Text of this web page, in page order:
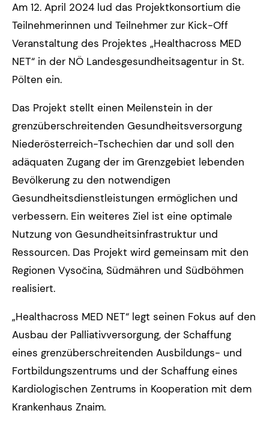
Am 12. April 2024 lud das Projektkonsortium die
Teilnehmerinnen und Teilnehmer zur Kick-Off
Veranstaltung des Projektes „Healthacross MED
NET“ in der NÖ Landesgesundheitsagentur in St.
Pölten ein.
Das Projekt stellt einen Meilenstein in der
grenzüberschreitenden Gesundheitsversorgung
Niederösterreich-Tschechien dar und soll den
adäquaten Zugang der im Grenzgebiet lebenden
Bevölkerung zu den notwendigen
Gesundheitsdienstleistungen ermöglichen und
verbessern. Ein weiteres Ziel ist eine optimale
Nutzung von Gesundheitsinfrastruktur und
Ressourcen. Das Projekt wird gemeinsam mit den
Regionen Vysočina, Südmähren und Südböhmen
realisiert.
„Healthacross MED NET“ legt seinen Fokus auf den
Ausbau der Palliativversorgung, der Schaffung
eines grenzüberschreitenden Ausbildungs- und
Fortbildungszentrums und der Schaffung eines
Kardiologischen Zentrums in Kooperation mit dem
Krankenhaus Znaim.